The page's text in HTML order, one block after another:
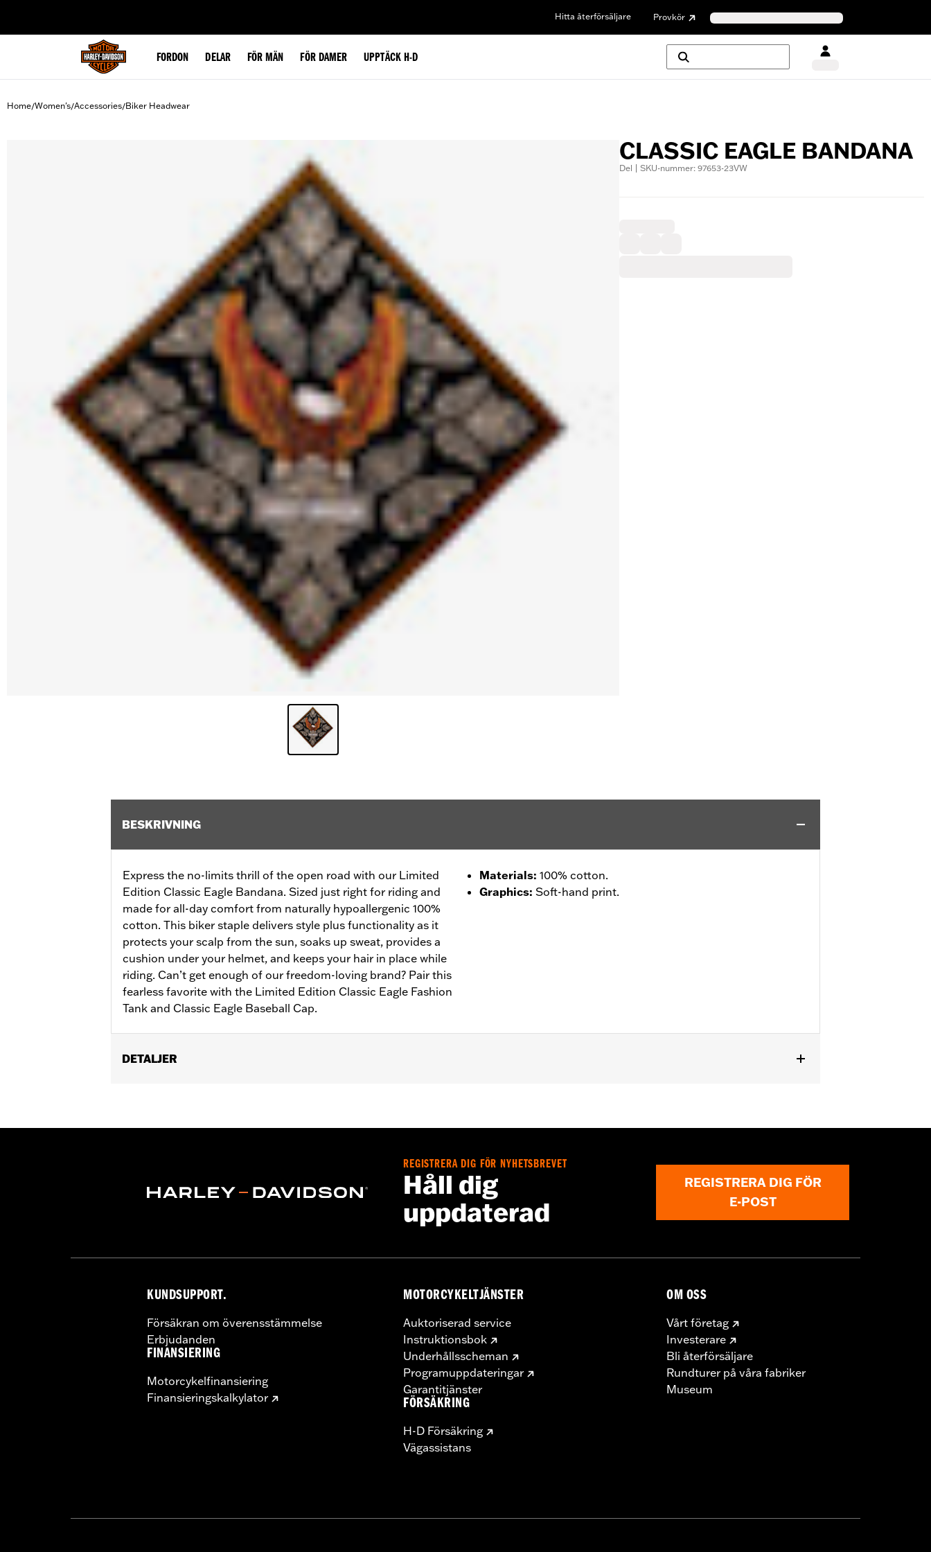
Hitta återförsäljare Provkör
FORDON DELAR FÖR MÄN FÖR DAMER UPPTÄCK H-D
Home/Women's/Accessories/Biker Headwear
CLASSIC EAGLE BANDANA
Del | SKU-nummer: 97653-23VW
BESKRIVNING
Express the no-limits thrill of the open road with our Limited
Edition Classic Eagle Bandana. Sized just right for riding and
made for all-day comfort from naturally hypoallergenic 100%
cotton. This biker staple delivers style plus functionality as it
protects your scalp from the sun, soaks up sweat, provides a
cushion under your helmet, and keeps your hair in place while
riding. Can’t get enough of our freedom-loving brand? Pair this
fearless favorite with the Limited Edition Classic Eagle Fashion
Tank and Classic Eagle Baseball Cap.
Materials: 100% cotton.
Graphics: Soft-hand print.
DETALJER
Origin:Imported
REGISTRERA DIG FÖR NYHETSBREVET
Håll dig
uppdaterad
REGISTRERA DIG FÖR
E-POST
KUNDSUPPORT.
Försäkran om överensstämmelse
Erbjudanden
FINANSIERING
Motorcykelfinansiering
Finansieringskalkylator
MOTORCYKELTJÄNSTER
Auktoriserad service
Instruktionsbok
Underhållsscheman
Programuppdateringar
Garantitjänster
FÖRSÄKRING
H-D Försäkring
Vägassistans
OM OSS
Vårt företag
Investerare
Bli återförsäljare
Rundturer på våra fabriker
Museum